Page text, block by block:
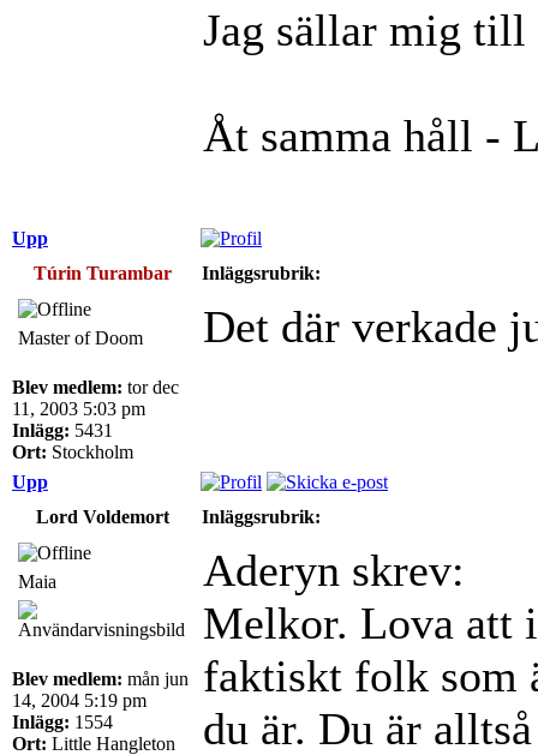
Jag sällar mig till
Åt samma håll -
Upp
Túrin Turambar
Inläggsrubrik:
Master of Doom
Blev medlem: tor dec
11, 2003 5:03 pm
Inlägg: 5431
Ort: Stockholm
Det där verkade
Upp
Lord Voldemort
Inläggsrubrik:
Maia
Blev medlem: mån jun
14, 2004 5:19 pm
Inlägg: 1554
Ort: Little Hangleton
Aderyn skrev:
Melkor. Lova att
faktiskt folk som
du är. Du är